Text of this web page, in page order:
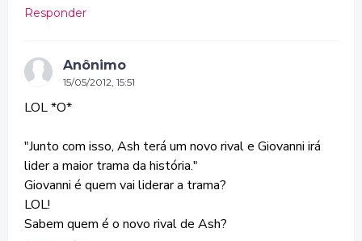
Responder
Anônimo
15/05/2012, 15:51
LOL *O*
"Junto com isso, Ash terá um novo rival e Giovanni irá
lider a maior trama da história."
Giovanni é quem vai liderar a trama?
LOL!
Sabem quem é o novo rival de Ash?